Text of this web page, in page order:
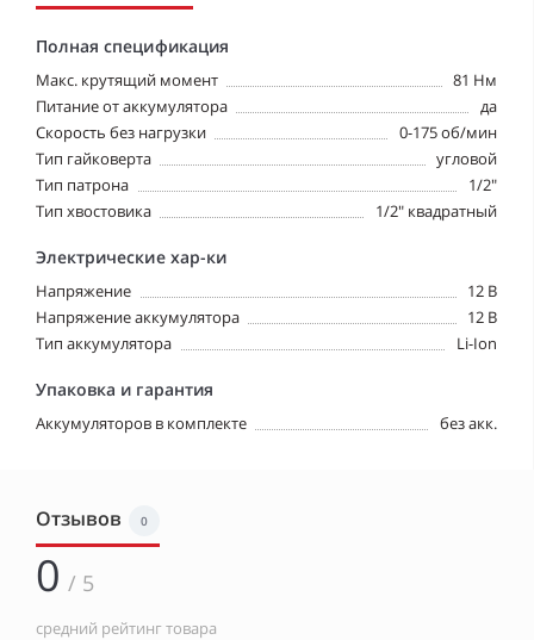
Полная спецификация
Макс. крутящий момент
81 Нм
Питание от аккумулятора
да
Скорость без нагрузки
0-175 об/мин
Тип гайковерта
угловой
Тип патрона
1/2"
Тип хвостовика
1/2" квадратный
Электрические хар-ки
Напряжение
12 В
Напряжение аккумулятора
12 В
Тип аккумулятора
Li-Ion
Упаковка и гарантия
Аккумуляторов в комплекте без акк.
Отзывов 0
0 / 5
средний рейтинг товара